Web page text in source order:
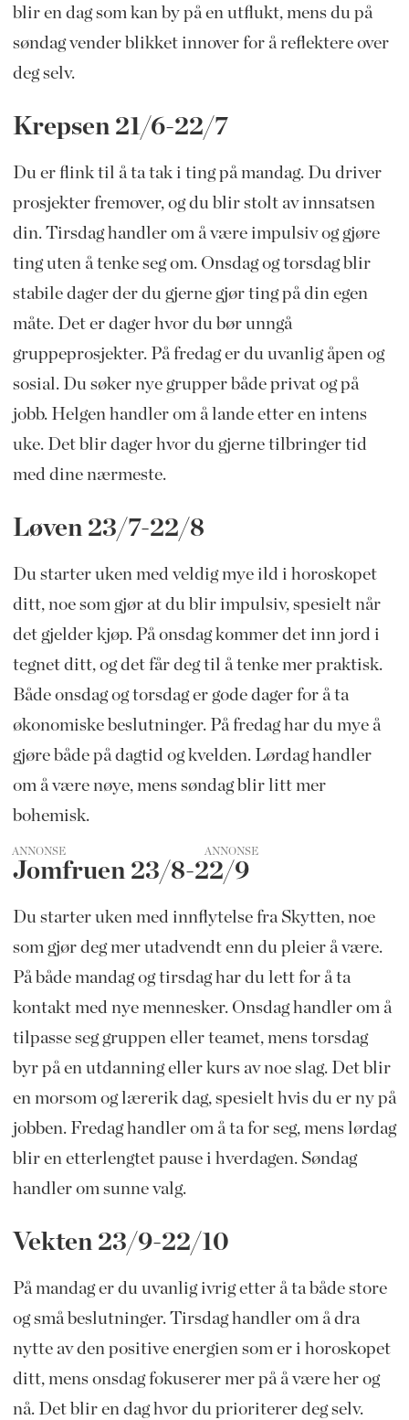
blir en dag som kan by på en utflukt, mens du på
søndag vender blikket innover for å reflektere over
deg selv.
Krepsen 21/6-22/7
Du er flink til å ta tak i ting på mandag. Du driver
prosjekter fremover, og du blir stolt av innsatsen
din. Tirsdag handler om å være impulsiv og gjøre
ting uten å tenke seg om. Onsdag og torsdag blir
stabile dager der du gjerne gjør ting på din egen
måte. Det er dager hvor du bør unngå
gruppeprosjekter. På fredag er du uvanlig åpen og
sosial. Du søker nye grupper både privat og på
jobb. Helgen handler om å lande etter en intens
uke. Det blir dager hvor du gjerne tilbringer tid
med dine nærmeste.
Løven 23/7-22/8
Du starter uken med veldig mye ild i horoskopet
ditt, noe som gjør at du blir impulsiv, spesielt når
det gjelder kjøp. På onsdag kommer det inn jord i
tegnet ditt, og det får deg til å tenke mer praktisk.
Både onsdag og torsdag er gode dager for å ta
økonomiske beslutninger. På fredag har du mye å
gjøre både på dagtid og kvelden. Lørdag handler
om å være nøye, mens søndag blir litt mer
bohemisk.
ANNONSE
Jomfruen 23/8-22/9
Du starter uken med innflytelse fra Skytten, noe
som gjør deg mer utadvendt enn du pleier å være.
På både mandag og tirsdag har du lett for å ta
kontakt med nye mennesker. Onsdag handler om å
tilpasse seg gruppen eller teamet, mens torsdag
byr på en utdanning eller kurs av noe slag. Det blir
en morsom og lærerik dag, spesielt hvis du er ny på
jobben. Fredag handler om å ta for seg, mens lørdag
blir en etterlengtet pause i hverdagen. Søndag
handler om sunne valg.
Vekten 23/9-22/10
På mandag er du uvanlig ivrig etter å ta både store
og små beslutninger. Tirsdag handler om å dra
nytte av den positive energien som er i horoskopet
ditt, mens onsdag fokuserer mer på å være her og
nå. Det blir en dag hvor du prioriterer deg selv.